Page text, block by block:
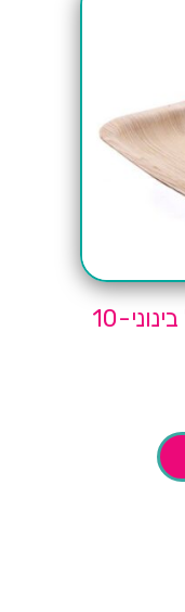
צלחות ריבוע עלי דקל בינוני-10